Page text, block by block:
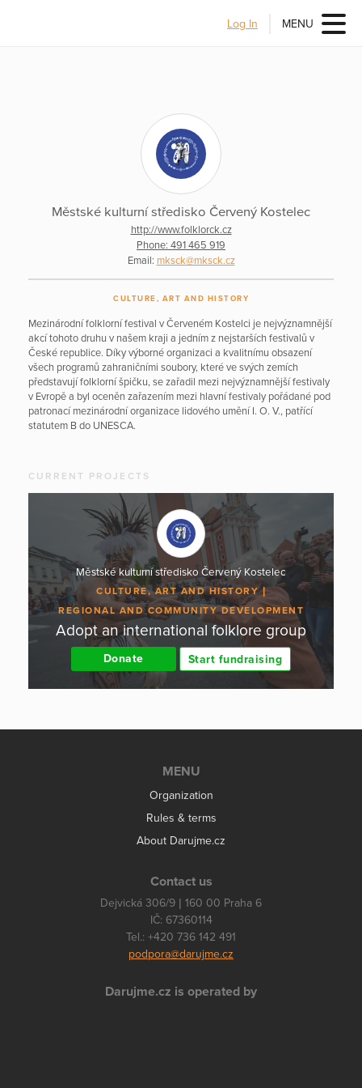
Log In MENU
Městské kulturní středisko Červený Kostelec
http://www.folklorck.cz
Phone: 491 465 919
Email: mksck@mksck.cz
CULTURE, ART AND HISTORY
Mezinárodní folklorní festival v Červeném Kostelci je nejvýznamnější
akcí tohoto druhu v našem kraji a jedním z nejstarších festivalů v
České republice. Díky výborné organizaci a kvalitnímu obsazení
všech programů zahraničními soubory, které ve svých zemích
představují folklorní špičku, se zařadil mezi nejvýznamnější festivaly
v Evropě a byl oceněn zařazením mezi hlavní festivaly pořádané pod
patronací mezinárodní organizace lidového umění I. O. V., patřící
statutem B do UNESCA.
CURRENT PROJECTS
Městské kulturní středisko Červený Kostelec
CULTURE, ART AND HISTORY
REGIONAL AND COMMUNITY DEVELOPMENT
Adopt an international folklore group
Donate Start fundraising
MENU
Organization
Rules & terms
About Darujme.cz
Contact us
Dejvická 306/9 | 160 00 Praha 6
IČ: 67360114
Tel.: +420 736 142 491
podpora@darujme.cz
Darujme.cz is operated by